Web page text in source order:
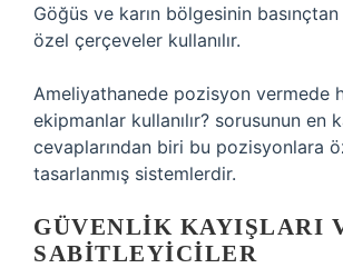
Göğüs ve karın bölgesinin
özel çerçeveler kullanılır.
Ameliyathanede pozisyon vermede
ekipmanlar kullanılır? sorusunun en
cevaplarından biri bu pozisyonlara
tasarlanmış sistemlerdir.
GÜVENLIK KAYIŞLARI
SABITLEYICILER